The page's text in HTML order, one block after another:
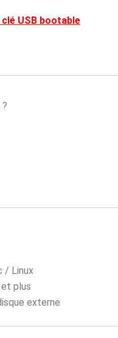
USB bootable
/ Linux
plus
externe